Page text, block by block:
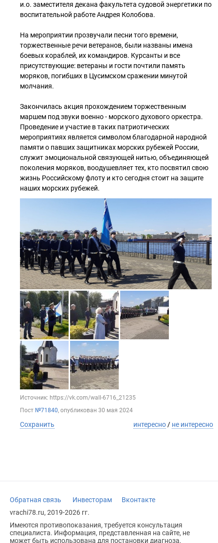
и.о. заместителя декана факультета судовой энергетики по
воспитательной работе Андрея Колобова.
На мероприятии прозвучали песни того времени,
торжественные речи ветеранов, были названы имена
боевых кораблей, их командиров. Курсанты и все
присутствующие: ветераны и гости почтили память
моряков, погибших в Цусимском сражении минутой
молчания.
Закончилась акция прохождением торжественным
маршем под звуки военно - морского духового оркестра.
Проведение и участие в таких патриотических
мероприятиях является символом благодарной народной
памяти о павших защитниках морских рубежей России,
служит эмоциональной связующей нитью, объединяющей
поколения моряков, воодушевляет тех, кто посвятил свою
жизнь Российскому флоту и кто сегодня стоит на защите
наших морских рубежей.
Источник: https://vk.com/wall-6716_21235
Пост №71840, опубликован 30 мая 2024
Сохранить интересно / не интересно
Обратная связь Инвесторам
Вконтакте
vrachi78.ru, 2019-2026 гг.
Имеются противопоказания, требуется консультация
специалиста. Информация, представленная на сайте, не
может быть использована для постановки диагноза,